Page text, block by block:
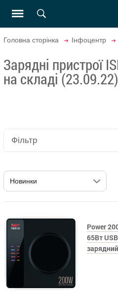
Головна сторінка Інфоцентр
Зарядні пристрої
на складі (23.09.22)
Фільтр
Power
65Вт